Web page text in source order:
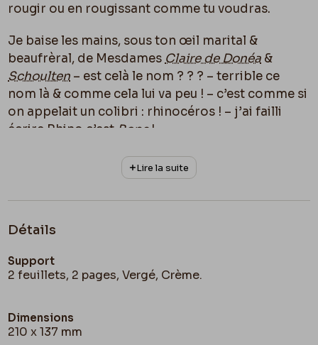
rougir ou en rougissant comme tu voudras.
Je baise les mains, sous ton œil marital &
beaufrèral, de MesdamesClaire de Donéa &
Schoulten – est celà le nom ? ? ? – terrible ce
nom là & comme cela lui va peu ! – c’est comme si
on appelait un colibri : rhinocéros ! – j’ai failli
écrire Rhino c’est Rops !
Félÿ
Lire la suite
Détails
Support
2 feuillets, 2 pages, Vergé, Crème.
Dimensions
210 x 137 mm